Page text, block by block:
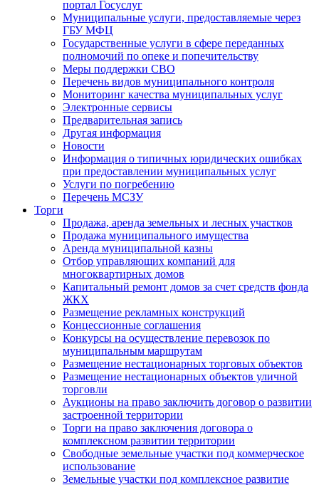
портал Госуслуг
Муниципальные услуги, предоставляемые через
ГБУ МФЦ
Государственные услуги в сфере переданных
полномочий по опеке и попечительству
Меры поддержки СВО
Перечень видов муниципального контроля
Мониторинг качества муниципальных услуг
Электронные сервисы
Предварительная запись
Другая информация
Новости
Информация о типичных юридических ошибках
при предоставлении муниципальных услуг
Услуги по погребению
Перечень МСЗУ
Торги
Продажа, аренда земельных и лесных участков
Продажа муниципального имущества
Аренда муниципальной казны
Отбор управляющих компаний для
многоквартирных домов
Капитальный ремонт домов за счет средств фонда
ЖКХ
Размещение рекламных конструкций
Концессионные соглашения
Конкурсы на осуществление перевозок по
муниципальным маршрутам
Размещение нестационарных торговых объектов
Размещение нестационарных объектов уличной
торговли
Аукционы на право заключить договор о развитии
застроенной территории
Торги на право заключения договора о
комплексном развитии территории
Свободные земельные участки под коммерческое
использование
Земельные участки под комплексное развитие